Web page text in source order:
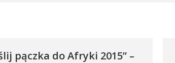
pączka do Afryki 2015” –